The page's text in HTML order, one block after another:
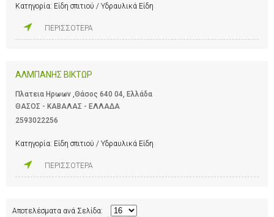
Κατηγορία: Είδη σπιτιού / Υδραυλικά Είδη
ΠΕΡΙΣΣΟΤΕΡΑ
ΑΛΜΠΑΝΗΣ ΒΙΚΤΩΡ
Πλατεια Ηρωων ,Θάσος 640 04, Ελλάδα
ΘΑΣΟΣ - ΚΑΒΑΛΑΣ - ΕΛΛΑΔΑ
2593022256
Κατηγορία: Είδη σπιτιού / Υδραυλικά Είδη
ΠΕΡΙΣΣΟΤΕΡΑ
Αποτελέσματα ανά Σελίδα: